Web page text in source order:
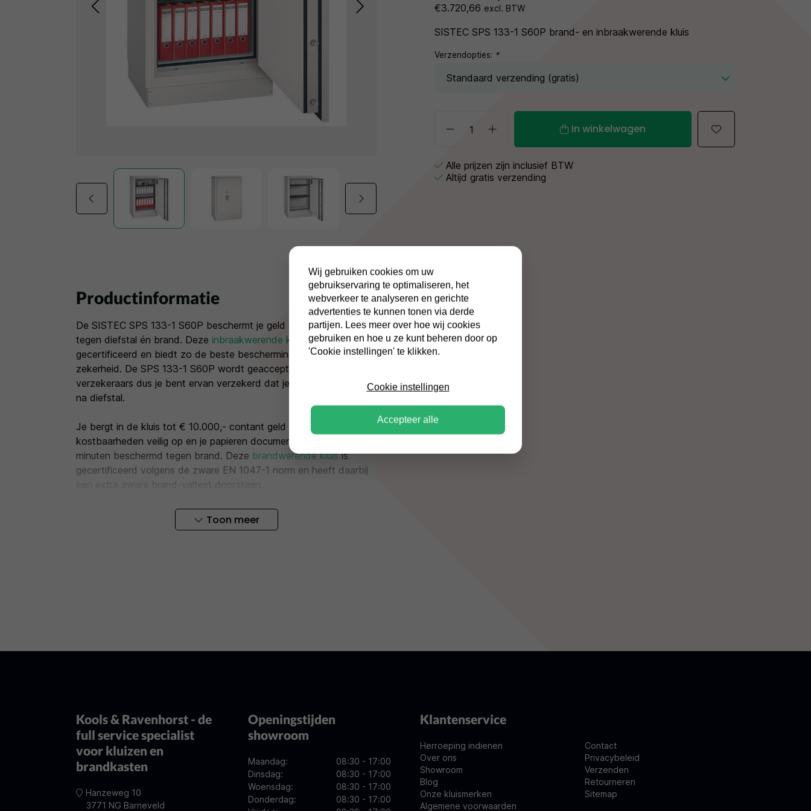
€3.720,66 excl. BTW
SISTEC SPS 133-1 S60P brand- en inbraakwerende kluis
Verzendopties: *
In winkelwagen
Alle prijzen zijn inclusief BTW
Altijd gratis verzending
Productinformatie
De SISTEC SPS 133-1 S60P beschermt je geld en kostbaarheden
tegen diefstal én brand. Deze inbraakwerende kluis is Europees
gecertificeerd en biedt zo de beste bescherming en maximale
zekerheid. De SPS 133-1 S60P wordt geaccepteerd door
verzekeraars dus je bent ervan verzekerd dat je krijgt uitgekeerd
na diefstal.
Je bergt in de kluis tot € 10.000,- contant geld of €20.000,-
kostbaarheden veilig op en je papieren documenten zijn tot 60
minuten beschermd tegen brand. Deze brandwerende kluisis
gecertificeerd volgens de zware EN 1047-1 norm en heeft daarbij
een extra zware brand-valtest doorstaan.
De SISTEC SPS 133-1 S60P heeft een sleutelslot en je krijgt twee
sleutels meegeleverd. Heb je de kluis liever met een elektronische
Toon meer
Kools & Ravenhorst - de
full service specialist
voor kluizen en
brandkasten
Hanzeweg 10
3771 NG Barneveld
Openingstijden
showroom
Maandag:
08:30 - 17:00
Dinsdag:
08:30 - 17:00
Woensdag:
08:30 - 17:00
Donderdag:
08:30 - 17:00
Klantenservice
Herroeping indienen
Over ons
Showroom
Blog
Onze kluismerken
Algemene voorwaarden
Contact
Privacybeleid
Verzenden
Retourneren
Sitemap
Wij gebruiken cookies om uw
gebruikservaring te optimaliseren, het
webverkeer te analyseren en gerichte
advertenties te kunnen tonen via derde
partijen. Lees meer over hoe wij cookies
gebruiken en hoe u ze kunt beheren door op
'Cookie instellingen' te klikken.
Cookie instellingen
Accepteer alle